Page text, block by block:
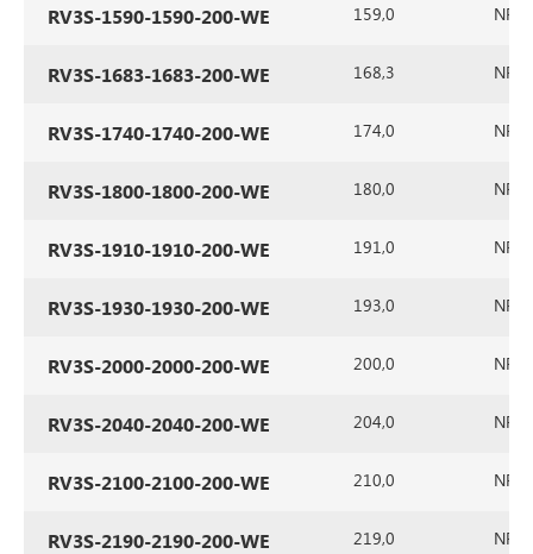
RV3S-1590-1590-200-WE 159,0 NR/
RV3S-1683-1683-200-WE 168,3 NR/
RV3S-1740-1740-200-WE 174,0 NR/
RV3S-1800-1800-200-WE 180,0 NR/
RV3S-1910-1910-200-WE 191,0 NR/
RV3S-1930-1930-200-WE 193,0 NR/
RV3S-2000-2000-200-WE 200,0 NR/
RV3S-2040-2040-200-WE 204,0 NR/
RV3S-2100-2100-200-WE 210,0 NR/
RV3S-2190-2190-200-WE 219,0 NR/